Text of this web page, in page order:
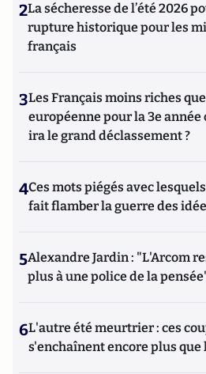
2La sécheresse de l’été 2026
rupture historique pour les
français
3Les Français moins riches
européenne pour la 3e
ira le grand déclassement ?
4Ces mots piégés avec
fait flamber la guerre des
5Alexandre Jardin : "L'Arcom
plus à une police de la
6L'autre été meurtrier : ces
s'enchaînent encore plus que